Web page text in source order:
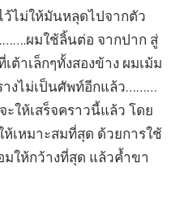
ว้ไม่ให้มันหลุดไปจากตัว
ผมใช้ลิ้นต่อ จากปาก สู่
ต้าเล็กๆทั้งสองข้าง ผมเม้ม
างไม่เป็นศัพท์อีกแล้ว………
ะให้เสร็จคราวนี้แล้ว โดย
เหมาะสมที่สุด ด้วยการใช้
ให้กว้างที่สุด แล้วค้ำขา